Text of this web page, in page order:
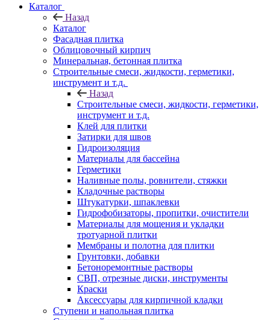
Каталог
Назад
Каталог
Фасадная плитка
Облицовочный кирпич
Минеральная, бетонная плитка
Строительные смеси, жидкости, герметики,
инструмент и т.д.
Назад
Строительные смеси, жидкости, герметики,
инструмент и т.д.
Клей для плитки
Затирки для швов
Гидроизоляция
Материалы для бассейна
Герметики
Наливные полы, ровнители, стяжки
Кладочные растворы
Штукатурки, шпаклевки
Гидрофобизаторы, пропитки, очистители
Материалы для мощения и укладки
тротуарной плитки
Мембраны и полотна для плитки
Грунтовки, добавки
Бетоноремонтные растворы
СВП, отрезные диски, инструменты
Краски
Аксессуары для кирпичной кладки
Ступени и напольная плитка